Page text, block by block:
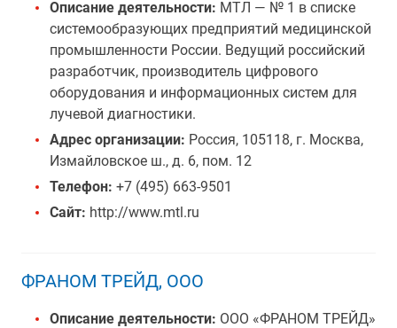
Описание деятельности: МТЛ — № 1 в списке
системообразующих предприятий медицинской
промышленности России. Ведущий российский
разработчик, производитель цифрового
оборудования и информационных систем для
лучевой диагностики.
Адрес организации: Россия, 105118, г. Москва,
Измайловское ш., д. 6, пом. 12
Телефон: +7 (495) 663-9501
Сайт: http://www.mtl.ru
ФРАНОМ ТРЕЙД, ООО
Описание деятельности: ООО «ФРАНОМ ТРЕЙД»